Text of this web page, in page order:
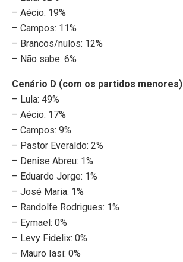
– Aécio: 19%
– Campos: 11%
– Brancos/nulos: 12%
– Não sabe: 6%
Cenário D (com os partidos menores)
– Lula: 49%
– Aécio: 17%
– Campos: 9%
– Pastor Everaldo: 2%
– Denise Abreu: 1%
– Eduardo Jorge: 1%
– José Maria: 1%
– Randolfe Rodrigues: 1%
– Eymael: 0%
– Levy Fidelix: 0%
– Mauro Iasi: 0%